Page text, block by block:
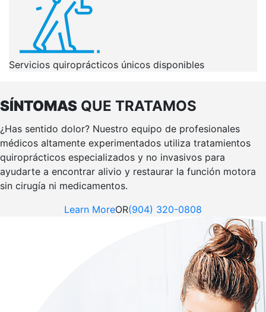
Servicios quiroprácticos únicos disponibles
SÍNTOMAS QUE TRATAMOS
¿Has sentido dolor? Nuestro equipo de profesionales
médicos altamente experimentados utiliza tratamientos
quiroprácticos especializados y no invasivos para
ayudarte a encontrar alivio y restaurar la función motora
sin cirugía ni medicamentos.
Learn MoreOR(904) 320-0808